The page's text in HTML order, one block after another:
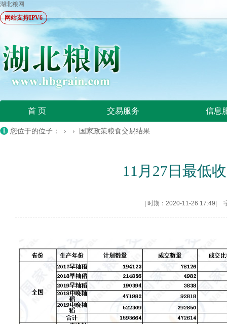
湖北粮网
网站支持IPV6
首 页 交易服务 信息
您位于的位子： › › 国家政策粮食交易结果
11月27日最低
时期：2020-11-26 17:49